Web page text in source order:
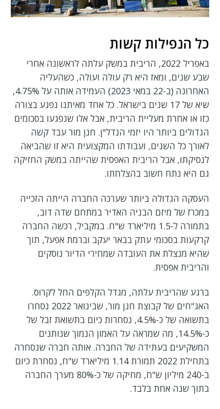
כל הנפילות קשות
באפריל 2022, הריבית במשק עלתה לראשונה אחרי
שבע שנים, ומאז היא רק עולה ועולה, כשהעליה
האחרונה (ב-22 במאי 2023) העמידה אותה על 4.75%,
שיא של 17 שנים בישראל. כל אחד מאיתנו נפגע בצורה
כזו או אחרת מעליית הריבית, אבל אלו שנפגעו בסכומים
הגדולים ביותר היו יזמי הנדל"ן. חנן מור עבד קשה
לאורך כל השנים, ועבודתו המקצועית היא זו שהביאה
לנסיקתו, אבל הריבית האפסית שהייתה במשק החזיקה
גם היא נתח חשוב בהצלחתו.
העסקה הגדולה ביותר שערכה החברה הייתה הזכייה
במכרז של מיזם הבניה האדיר במתחם שדה דוב,
בתמורה ל-1.5 מיליארד ש"ח. במקביל, רכשה החברה
קרקעות בסכומי עתק בבאר יעקב וברמת אפעל, תוך
שהיא מנצלת את העובדה שמחירי הדיור נוסקים
והריבית אפסית.
ברגע שהריבית עלתה, מגדל הקלפים החל לקרוס.
האג"חים של קבוצת חנן מור, שבינואר 2022 נסחרו
בתשואה של כ-4.5%, נסחרות כיום בתשואת זבל של
כ-14.5%, מה שמראה על האמון הנמוך שנותנים
המשקיעים בעתידה של החברה. אותה חברה שנסחרה
בתחילת 2022 תמורת 1.14 מיליארד ש"ח, נסחרת כיום
ב-240 מיליון ש"ח, מחיקה של כ-80% מערך החברה
בתוך שנה אחת בלבד.